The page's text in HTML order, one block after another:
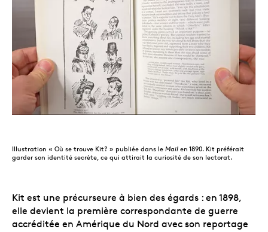
Illustration « Où se trouve Kit? » publiée dans le Mail en 1890. Kit préférait
garder son identité secrète, ce qui attirait la curiosité de son lectorat.
Kit est une précurseure à bien des égards : en 1898,
elle devient la première correspondante de guerre
accréditée en Amérique du Nord avec son reportage